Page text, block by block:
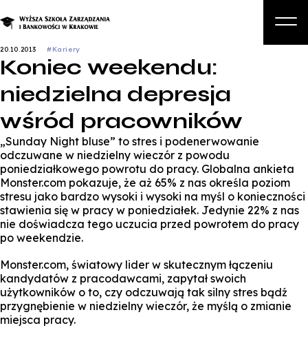
Studia podyplomowe i kursy
Student
Biznes
20.10.2013 #Kariery
Koniec weekendu:
niedzielna depresja
wśród pracowników
„Sunday Night bluse” to stres i podenerwowanie
odczuwane w niedzielny wieczór z powodu
poniedziałkowego powrotu do pracy. Globalna ankieta
Monster.com pokazuje, że aż 65% z nas określa poziom
stresu jako bardzo wysoki i wysoki na myśl o konieczności
stawienia się w pracy w poniedziałek. Jedynie 22% z nas
nie doświadcza tego uczucia przed powrotem do pracy
po weekendzie.
Monster.com, światowy lider w skutecznym łączeniu
kandydatów z pracodawcami, zapytał swoich
użytkowników o to, czy odczuwają tak silny stres bądź
przygnębienie w niedzielny wieczór, że myślą o zmianie
miejsca pracy.